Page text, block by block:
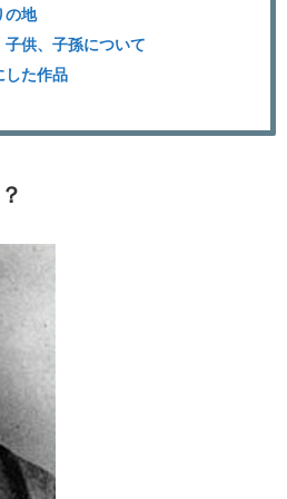
の地
子供、子孫について
した作品